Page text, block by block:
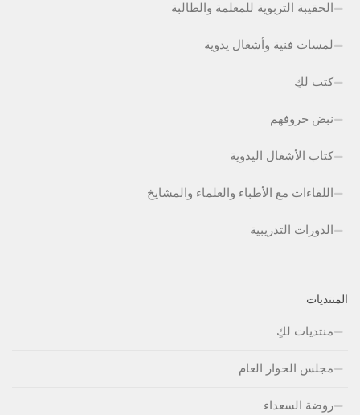
الحقيبة التربوية للمعلمة والطالبة
لمسات فنية وأشغال يدوية
كتب لكِ
نبض حروفهم
كتاب الأشغال اليدوية
اللقاءات مع الأطباء والعلماء والمشايخ
الدورات التدريبية
المنتديات
منتديات لكِ
مجلس الحوار العام
روضة السعداء